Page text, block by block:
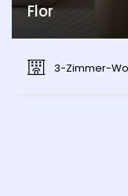
Flor
3-Zimmer-